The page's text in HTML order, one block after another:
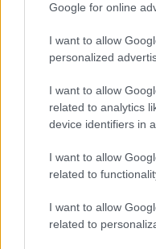
Google for online
I want to allow
personalized
I want to allow
related to analytics
device identifiers in
I want to allow
related to
I want to allow
related to
últimas jornadas lleva 18
Tras la dimisión de
el planteamiento e idea
buen momento invita a
valor es bastante bajo
1,3 millones.